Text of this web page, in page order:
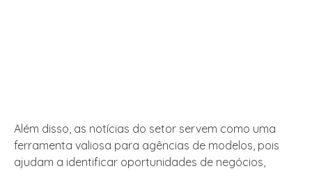
Além disso, as notícias do setor servem como uma
ferramenta valiosa para agências de modelos, pois
ajudam a identificar oportunidades de negócios,